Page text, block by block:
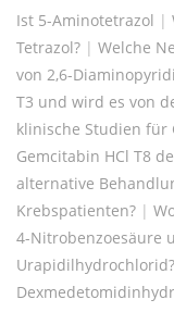
Ist 5-Aminotetrazol |
Tetrazol? | Welche
von 2,6-
T3 und wird es von
klinische Studien für
Gemcitabin HCl T8
alternative
Krebspatienten? |
4-Nitrobenzoesäure
Urapidilhydrochlorid?